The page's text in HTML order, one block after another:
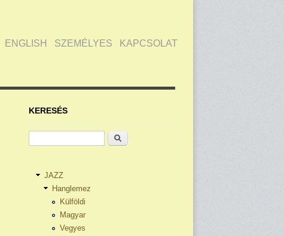
ENGLISH SZEMÉLYES KAPCSOLAT
KERESÉS
Keresés
JAZZ
Hanglemez
Külföldi
Magyar
Vegyes